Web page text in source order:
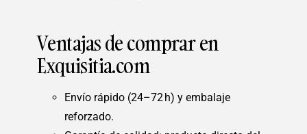
Ventajas de comprar en
Exquisitia.com
Envío rápido (24–72 h) y embalaje
reforzado.